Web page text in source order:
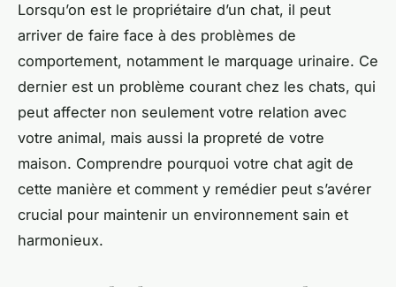
Lorsqu’on est le propriétaire d’un chat, il peut
arriver de faire face à des problèmes de
comportement, notamment le marquage urinaire. Ce
dernier est un problème courant chez les chats, qui
peut affecter non seulement votre relation avec
votre animal, mais aussi la propreté de votre
maison. Comprendre pourquoi votre chat agit de
cette manière et comment y remédier peut s’avérer
crucial pour maintenir un environnement sain et
harmonieux.